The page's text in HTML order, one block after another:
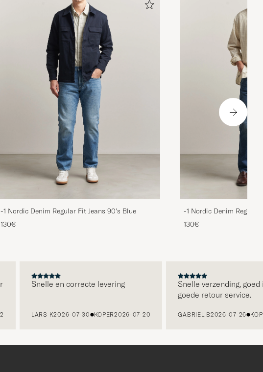
-1 Nordic Denim Regular Fit Jeans 90's Blue
130€
-1 Nordic Denim Regular
130€
Snelle en correcte levering
LARS K2026-07-30 KOPER2026-07-20
Snelle verzending, goed
goede retour service.
GABRIEL B2026-07-26 KOPER